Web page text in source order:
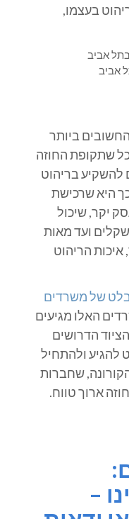
בעצמו,
אביב
ביותר
שתקופת החוזה
להשקיע בריהוט
היא שרכישת
יקר, שיכול
ועד מאות
הריהוט
של משרדים
האלו מגיעים
הדרושים
להגיע ולהתחיל
שחברות
ארוך טווח.
–